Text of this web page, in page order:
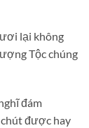
lại không
Tộc chúng
đám
được hay